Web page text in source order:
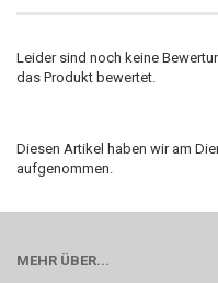
Leider sind noch keine
das Produkt bewertet.
Diesen Artikel haben wir am
aufgenommen.
MEHR ÜBER...